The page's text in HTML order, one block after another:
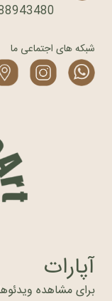
شبکه های اجتماعی ما
آپارات
برای مشاهده